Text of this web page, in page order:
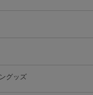
グッズ